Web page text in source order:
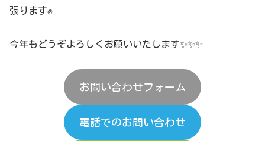
張ります✊
今年もどうぞよろしくお願いいたします✨✨✨
お問い合わせフォーム
電話でのお問い合わせ